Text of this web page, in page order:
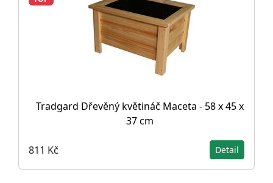
Tradgard Dřevěný květináč Maceta - 58 x 45 x
37 cm
811 Kč Detail